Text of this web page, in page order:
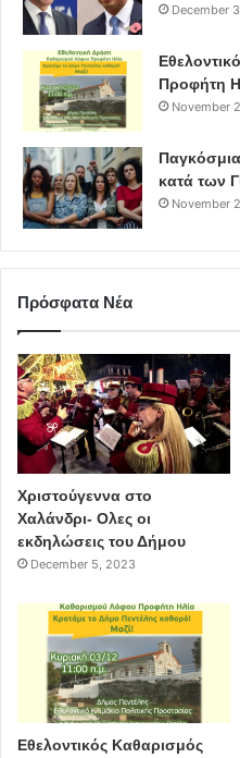
December
Προφήτη
November
κατά των
November
Πρόσφατα Νέα
Χριστούγεννα στο
Χαλάνδρι- Ολες οι
εκδηλώσεις του Δήμου
December 5, 2023
Εθελοντικός Καθαρισμός